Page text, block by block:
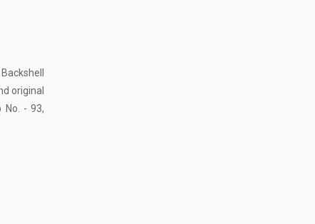
original
No. - 93,